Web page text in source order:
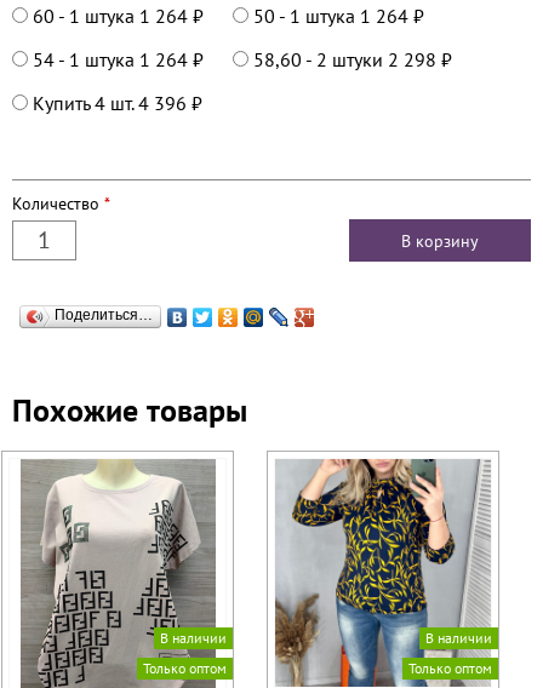
60 - 1 штука 1 264 ₽ 50 - 1 штука 1 264 ₽
54 - 1 штука 1 264 ₽ 58,60 - 2 штуки 2 298 ₽
Купить 4 шт. 4 396 ₽
Количество *
Поделиться…
Похожие товары
В наличии
Только оптом
В наличии
Только оптом